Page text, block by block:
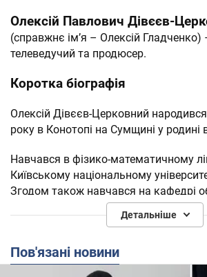
Олексій Павлович Дівєєв-
(справжнє ім’я – Олексій Гладченко)
телеведучий та продюсер.
Коротка біографія
Олексій Дівєєв-Церковний
року в Конотопі на Сумщині у родині
Навчався в фізико-математичному
Київському національному
Згодом також навчався на кафедрі
математики факультету кібернетики
У студентські роки почав працювати
агентстві L-Models. В подальшому
Детальніше
Пов'язані новини